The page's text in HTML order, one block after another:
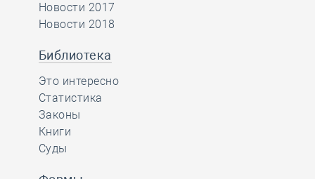
Новости 2017
Новости 2018
Библиотека
Это интересно
Статистика
Законы
Книги
Суды